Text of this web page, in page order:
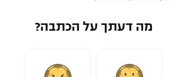
מה דעתך על הכתבה?